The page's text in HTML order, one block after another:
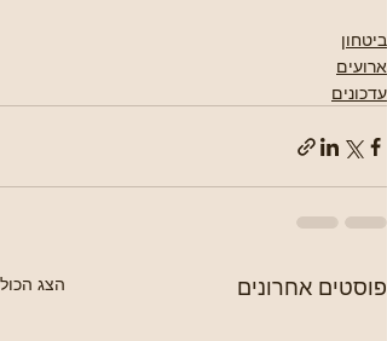
ביטחון
ארועים
עדכונים
פוסטים אחרונים הצג הכול